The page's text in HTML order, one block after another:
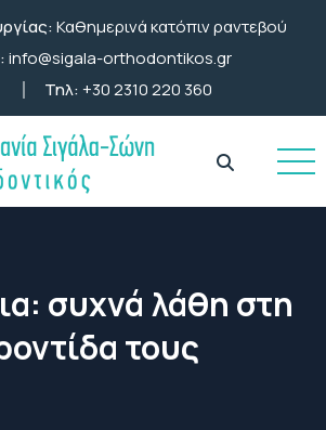
Καθημερινά κατόπιν ραντεβού
info@sigala-orthodontikos.gr
Τηλ:+30 2310 220 360
συχνά λάθη στη
τους